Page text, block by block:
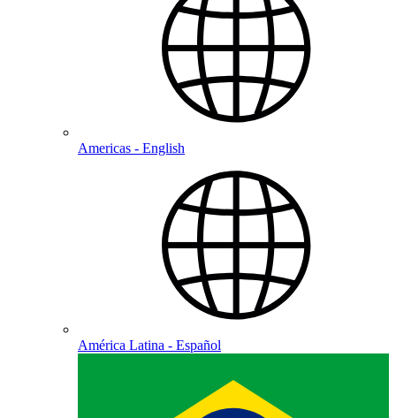
Americas - English
América Latina - Español